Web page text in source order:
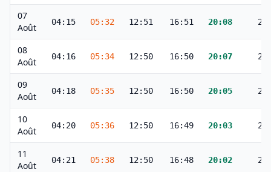
07
Août
04:15 05:32 12:51 16:51 20:08
08
Août
04:16 05:34 12:50 16:50 20:07
09
Août
04:18 05:35 12:50 16:50 20:05
10
Août
04:20 05:36 12:50 16:49 20:03
11
Août
04:21 05:38 12:50 16:48 20:02